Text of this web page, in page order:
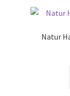
Natur